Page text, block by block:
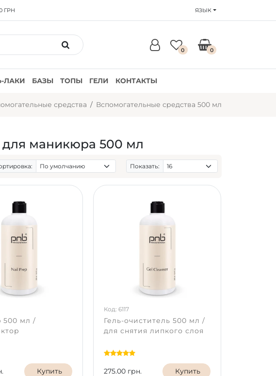
ГРН ЯЗЫК
0 0
ЛАКИ БАЗЫ ТОПЫ ГЕЛИ КОНТАКТЫ
средства Вспомогательные средства 500 мл
маникюра 500 мл
Показать:
500 мл /
Купить
Код: 6117
Гель-очиститель 500 мл /
для снятия липкого слоя
275.00 грн. Купить